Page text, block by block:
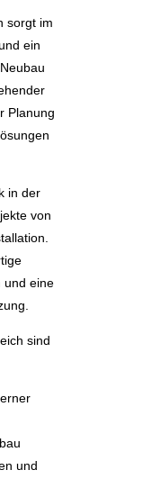
sorgt im
ein
Planung
in der
von
und eine
sind
und